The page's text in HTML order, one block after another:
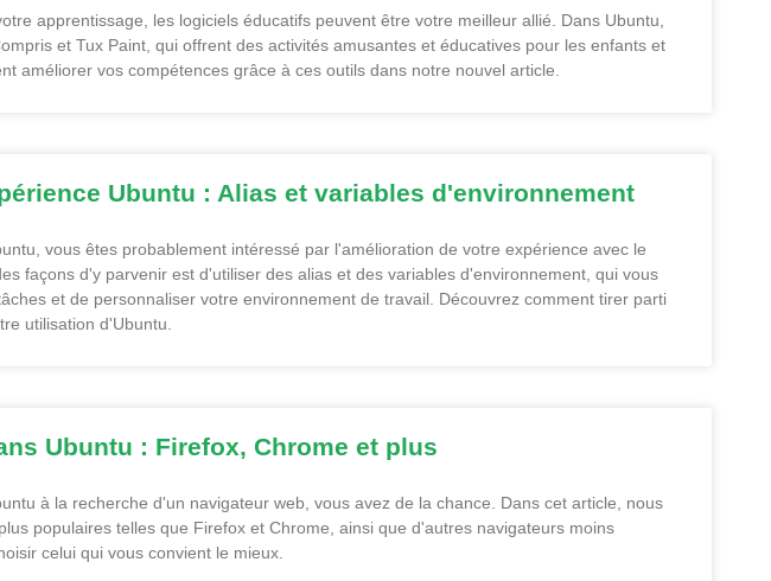
apprentissage, les logiciels éducatifs peuvent être votre meilleur allié. Dans Ubuntu,
et Tux Paint, qui offrent des activités amusantes et éducatives pour les enfants et
améliorer vos compétences grâce à ces outils dans notre nouvel article.
Ubuntu : Alias et variables d'environnement
vous êtes probablement intéressé par l'amélioration de votre expérience avec le
façons d'y parvenir est d'utiliser des alias et des variables d'environnement, qui vous
et de personnaliser votre environnement de travail. Découvrez comment tirer parti
utilisation d'Ubuntu.
Ubuntu : Firefox, Chrome et plus
à la recherche d'un navigateur web, vous avez de la chance. Dans cet article, nous
populaires telles que Firefox et Chrome, ainsi que d'autres navigateurs moins
celui qui vous convient le mieux.